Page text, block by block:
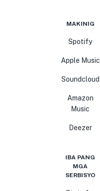
MAKINIG
Spotify
Apple Music
Soundcloud
Amazon
Music
Deezer
IBA PANG
MGA
SERBISYO